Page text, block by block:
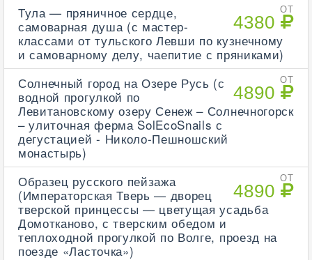
ОТ
4380
Тула — пряничное сердце,
самоварная душа (с мастер-
классами от тульского Левши по кузнечному
и самоварному делу, чаепитие с пряниками)
ОТ
4890
Солнечный город на Озере Русь (с
водной прогулкой по
Левитановскому озеру Сенеж – Солнечногорск
– улиточная ферма SolEcoSnails с
дегустацией - Николо-Пешношский
монастырь)
ОТ
4890
Образец русского пейзажа
(Императорская Тверь — дворец
тверской принцессы — цветущая усадьба
Домотканово, с тверским обедом и
теплоходной прогулкой по Волге, проезд на
поезде «Ласточка»)